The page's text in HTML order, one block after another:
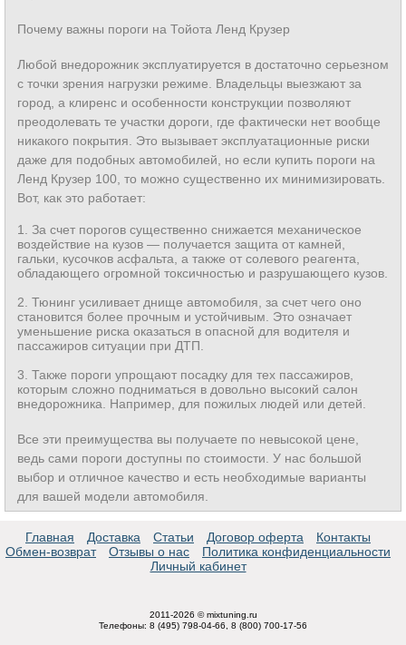
Почему важны пороги на Тойота Ленд Крузер
Любой внедорожник эксплуатируется в достаточно серьезном
с точки зрения нагрузки режиме. Владельцы выезжают за
город, а клиренс и особенности конструкции позволяют
преодолевать те участки дороги, где фактически нет вообще
никакого покрытия. Это вызывает эксплуатационные риски
даже для подобных автомобилей, но если купить пороги на
Ленд Крузер 100, то можно существенно их минимизировать.
Вот, как это работает:
1. За счет порогов существенно снижается механическое
воздействие на кузов — получается защита от камней,
гальки, кусочков асфальта, а также от солевого реагента,
обладающего огромной токсичностью и разрушающего кузов.
2. Тюнинг усиливает днище автомобиля, за счет чего оно
становится более прочным и устойчивым. Это означает
уменьшение риска оказаться в опасной для водителя и
пассажиров ситуации при ДТП.
3. Также пороги упрощают посадку для тех пассажиров,
которым сложно подниматься в довольно высокий салон
внедорожника. Например, для пожилых людей или детей.
Все эти преимущества вы получаете по невысокой цене,
ведь сами пороги доступны по стоимости. У нас большой
выбор и отличное качество и есть необходимые варианты
для вашей модели автомобиля.
Главная Доставка Статьи Договор оферта
Контакты
Обмен-возврат
Отзывы о нас
Политика конфиденциальности
Личный кабинет
2011-2026 © mixtuning.ru
Телефоны: 8 (495) 798-04-66, 8 (800) 700-17-56